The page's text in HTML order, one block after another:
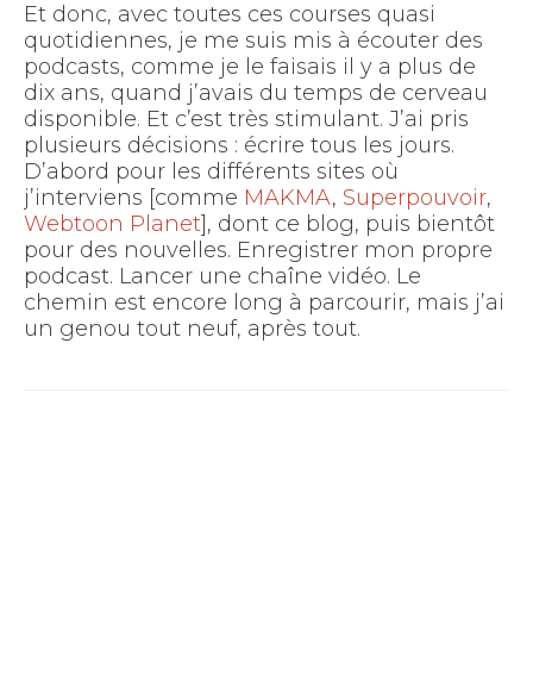
Et donc, avec toutes ces courses quasi
quotidiennes, je me suis mis à écouter des
podcasts, comme je le faisais il y a plus de
dix ans, quand j’avais du temps de cerveau
disponible. Et c’est très stimulant. J’ai pris
plusieurs décisions : écrire tous les jours.
D’abord pour les différents sites où
j’interviens [comme MAKMA, Superpouvoir,
Webtoon Planet], dont ce blog, puis bientôt
pour des nouvelles. Enregistrer mon propre
podcast. Lancer une chaîne vidéo. Le
chemin est encore long à parcourir, mais j’ai
un genou tout neuf, après tout.